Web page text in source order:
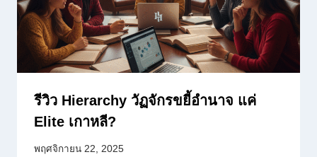
รีวิว Hierarchy วัฏจักรขยี้อำนาจ แค่
Elite เกาหลี?
พฤศจิกายน 22, 2025